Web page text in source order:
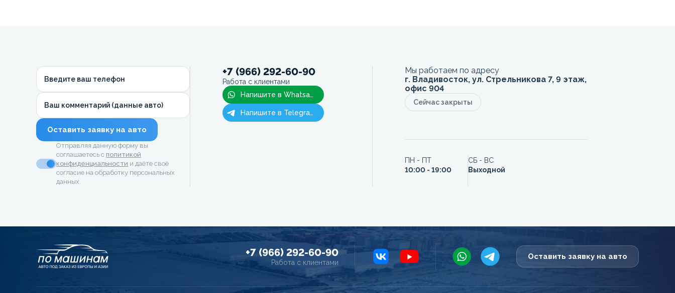
Введите ваш телефон
Ваш комментарий (данные авто)
Оставить заявку на авто
Отправляя данную форму вы
соглашаетесь с политикой
конфиденциальности и даёте своё
согласие на обработку персональных
данных.
+7 (966) 292-60-90
Работа с клиентами
Напишите в Whatsapp
Напишите в Telegram
Мы работаем по адресу
г. Владивосток, ул. Стрельникова 7, 9 этаж,
офис 904
Сейчас закрыты
ПН - ПТ
10:00 - 19:00
СБ - ВС
Выходной
+7 (966) 292-60-90
Работа с клиентами
Оставить заявку на авто